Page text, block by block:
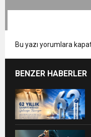
Bu yazı yorumlara
BENZER HABERLER